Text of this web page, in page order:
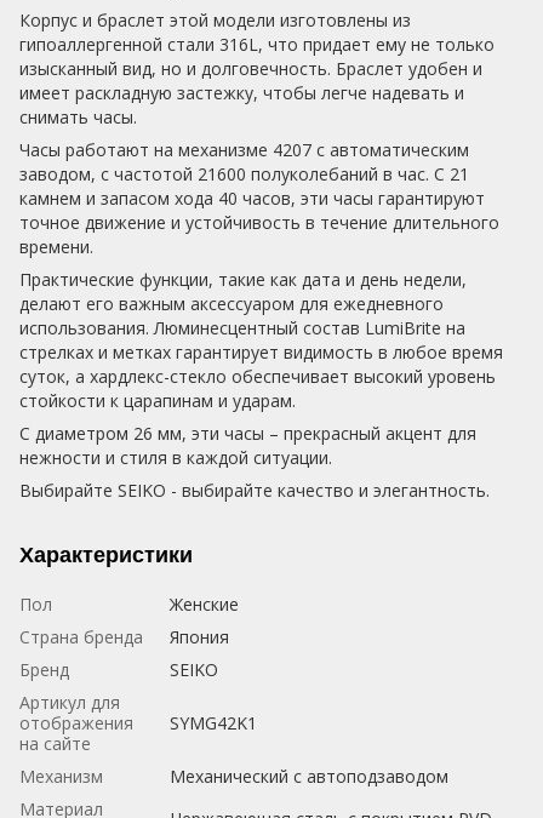
Корпус и браслет этой модели изготовлены из
гипоаллергенной стали 316L, что придает ему не только
изысканный вид, но и долговечность. Браслет удобен и
имеет раскладную застежку, чтобы легче надевать и
снимать часы.
Часы работают на механизме 4207 с автоматическим
заводом, с частотой 21600 полуколебаний в час. С 21
камнем и запасом хода 40 часов, эти часы гарантируют
точное движение и устойчивость в течение длительного
времени.
Практические функции, такие как дата и день недели,
делают его важным аксессуаром для ежедневного
использования. Люминесцентный состав LumiBrite на
стрелках и метках гарантирует видимость в любое время
суток, а хардлекс-стекло обеспечивает высокий уровень
стойкости к царапинам и ударам.
С диаметром 26 мм, эти часы – прекрасный акцент для
нежности и стиля в каждой ситуации.
Выбирайте SEIKO - выбирайте качество и элегантность.
Характеристики
Пол
Женские
Страна бренда
Япония
Бренд
SEIKO
Артикул для
отображения
на сайте
SYMG42K1
Механизм
Механический с автоподзаводом
Материал